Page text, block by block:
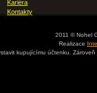
Kariéra
Kontakty
2011 © Nohel
Realizace
kupujícímu účtenku.